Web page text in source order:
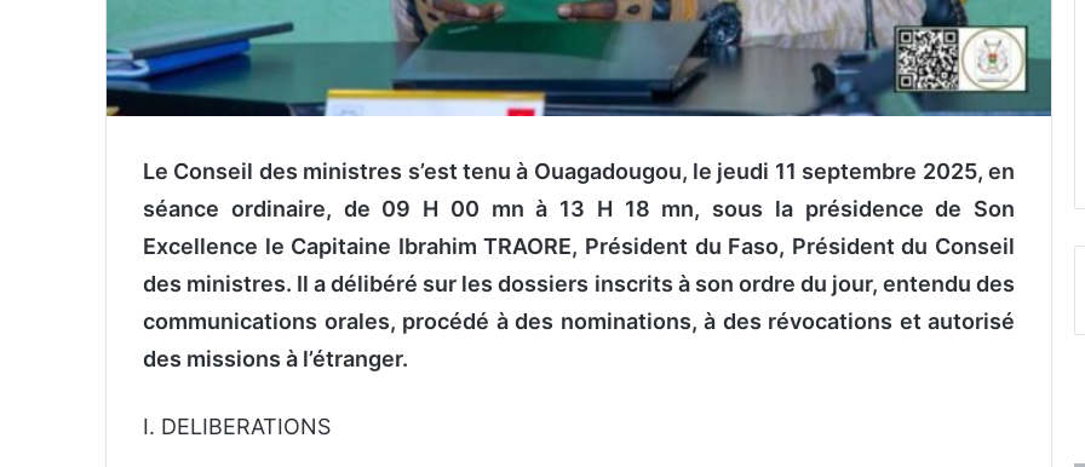
Le Conseil des ministres s’est tenu à Ouagadougou, le jeudi 11 septembre 2025, en
séance ordinaire, de 09 H 00 mn à 13 H 18 mn, sous la présidence de Son
Excellence le Capitaine Ibrahim TRAORE, Président du Faso, Président du Conseil
des ministres. Il a délibéré sur les dossiers inscrits à son ordre du jour, entendu des
communications orales, procédé à des nominations, à des révocations et autorisé
des missions à l’étranger.
I. DELIBERATIONS